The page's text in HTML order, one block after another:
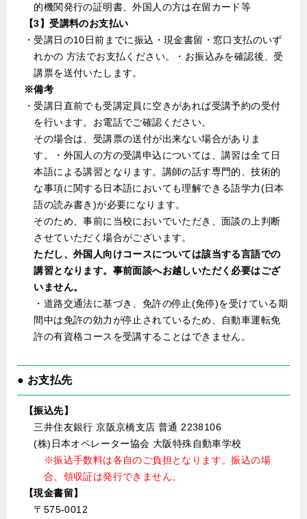
的機関発行の証明書、外国人の方は在留カード等
【3】受講料のお支払い
・受講日の10日前までに振込・現金書留・窓口支払のいず
れかの 方法でお支払ください。・お振込みを確認後、受
講票を送付いたします。
※備考
・受講日直前でも受講定員に空きがあれば受講予約の受付
を行います。お電話でご確認ください。
その場合は、受講票の送付が出来ない場合がありま
す。・外国人の方の受講申込については、講習は全て日
本語による講習となります。講師の話す専門的、技術的
な事項に関する日本語においても理解できる語学力(日本
語の読み書き)が必要になります。
そのため、事前に当校においでいただき、面談の上判断
させていただく場合がございます。
ただし、外国人向けコースについては該当する言語での
講習となります。事前面談へお越しいただく必要はござ
いません。
・道路交通法に基づき、免許の停止(免停)を受けている期
間中は免許の効力が停止されているため、自動車運転免
許の有資格コースを受講することはできません。
● お支払先
【振込先】
三井住友銀行 京阪京橋支店 普通 2238106
(株)日本オペレーター協会 大阪特殊自動車学校
※振込手数料は各自のご負担となります。振込の場
合、領収証は発行できません。
【現金書留】
〒575-0012